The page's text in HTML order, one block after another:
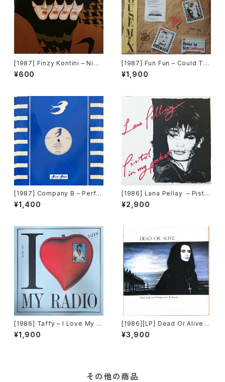
[1987] Finzy Kontini – Nigh
t In Paris [American Disco]
¥600
[1987] Fun Fun – Could Thi
s Be Love [X-Energy Reco
rds]
¥1,900
[1987] Company B – Perfe
ct Lover / Jam On Me [Blu
ebird]
¥1,400
[1986] Lana Pellay – Pistol
In My Pocket [Power Reco
rds]
¥2,900
[1986] Taffy – I Love My R
adio (Midnight Radio) [Alfa
International]
¥1,900
[1986][LP] Dead Or Alive –
Mad, Bad And Dangerous
To Know [Epic] [歌詞カード
¥3,900
その他の商品